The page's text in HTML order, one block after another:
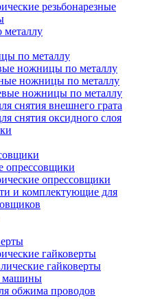
резьбонарезные
по металлу
ножницы по металлу
ножницы по металлу
ножницы по металлу
снятия внешнего грата
снятия оксидного слоя
опрессовщики
опрессовщики
и комплектующие для
гайковерты
гайковерты
машины
обжима проводов